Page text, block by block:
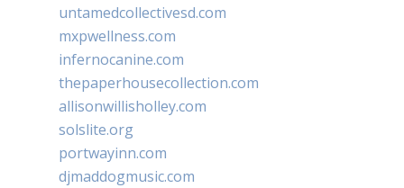
untamedcollectivesd.com
mxpwellness.com
infernocanine.com
thepaperhousecollection.com
allisonwillisholley.com
solslite.org
portwayinn.com
djmaddogmusic.com